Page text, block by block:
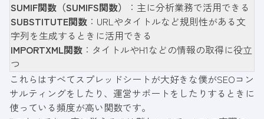
SUMIF関数（SUMIFS関数）
：主に分析業務で活用できる
SUBSTITUTE関数 ：URLやタイトルなど規則性がある文
字列を生成するときに活用できる
IMPORTXML関数 ：タイトルやH1などの情報の取得に役立
つ
これらはすべてスプレッドシートが大好きな僕がSEOコン
サルティングをしたり、運営サポートをしたりするときに
使っている頻度が高い関数です。